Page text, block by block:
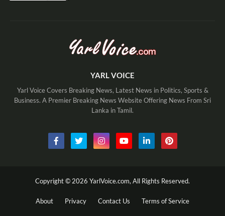
YARL VOICE
Yarl Voice Covers Breaking News, Latest News in Politics, Sports &
Business. A Premier Breaking News Website Offering News From Sri
Lanka in Tamil.
Copyright © 2026 YarlVoice.com, All Rights Reserved.
About Privacy Contact Us Terms of Service